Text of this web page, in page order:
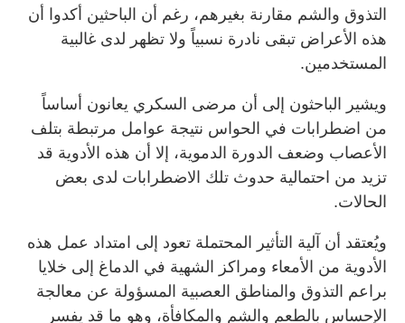
التذوق والشم مقارنة بغيرهم، رغم أن الباحثين أكدوا أن
هذه الأعراض تبقى نادرة نسبياً ولا تظهر لدى غالبية
المستخدمين.
ويشير الباحثون إلى أن مرضى السكري يعانون أساساً
من اضطرابات في الحواس نتيجة عوامل مرتبطة بتلف
الأعصاب وضعف الدورة الدموية، إلا أن هذه الأدوية قد
تزيد من احتمالية حدوث تلك الاضطرابات لدى بعض
الحالات.
ويُعتقد أن آلية التأثير المحتملة تعود إلى امتداد عمل هذه
الأدوية من الأمعاء ومراكز الشهية في الدماغ إلى خلايا
براعم التذوق والمناطق العصبية المسؤولة عن معالجة
الإحساس بالطعم والشم والمكافأة، وهو ما قد يفسر